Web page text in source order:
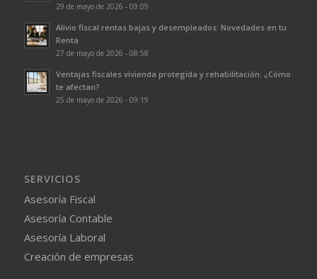
29 de mayo de 2026 - 09:09
Alivio fiscal rentas bajas y desempleados: Novedades en tu
Renta
27 de mayo de 2026 - 08:58
Ventajas fiscales vivienda protegida y rehabilitación: ¿Cómo
te afectan?
25 de mayo de 2026 - 09:19
SERVICIOS
Asesoría Fiscal
Asesoría Contable
Asesoría Laboral
Creación de empresas